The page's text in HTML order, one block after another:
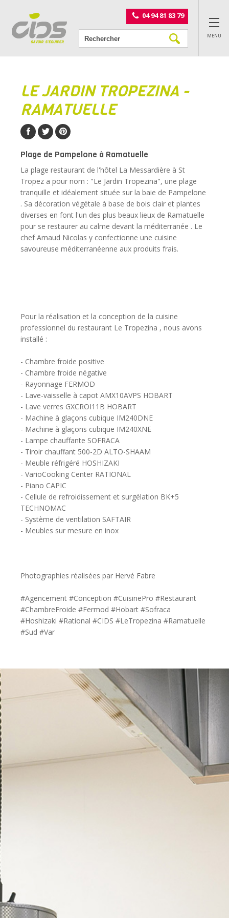
04 94 81 83 79
MENU
LE JARDIN TROPEZINA -
RAMATUELLE
Plage de Pampelone à Ramatuelle
La plage restaurant de l'hôtel La Messardière à St
Tropez a pour nom : "Le Jardin Tropezina", une plage
tranquille et idéalement située sur la baie de Pampelone
. Sa décoration végétale à base de bois clair et plantes
diverses en font l'un des plus beaux lieux de Ramatuelle
pour se restaurer au calme devant la méditerranée . Le
chef Arnaud Nicolas y confectionne une cuisine
savoureuse méditerranéenne aux produits frais.
Pour la réalisation et la conception de la cuisine
professionnel du restaurant Le Tropezina , nous avons
installé :
- Chambre froide positive
- Chambre froide négative
- Rayonnage FERMOD
- Lave-vaisselle à capot AMX10AVPS HOBART
- Lave verres GXCROI11B HOBART
- Machine à glaçons cubique IM240DNE
- Machine à glaçons cubique IM240XNE
- Lampe chauffante SOFRACA
- Tiroir chauffant 500-2D ALTO-SHAAM
- Meuble réfrigéré HOSHIZAKI
- VarioCooking Center RATIONAL
- Piano CAPIC
- Cellule de refroidissement et surgélation BK+5
TECHNOMAC
- Système de ventilation SAFTAIR
- Meubles sur mesure en inox
Photographies réalisées par Hervé Fabre
#Agencement #Conception #CuisinePro #Restaurant
#ChambreFroide #Fermod #Hobart #Sofraca
#Hoshizaki #Rational #CIDS #LeTropezina #Ramatuelle
#Sud #Var